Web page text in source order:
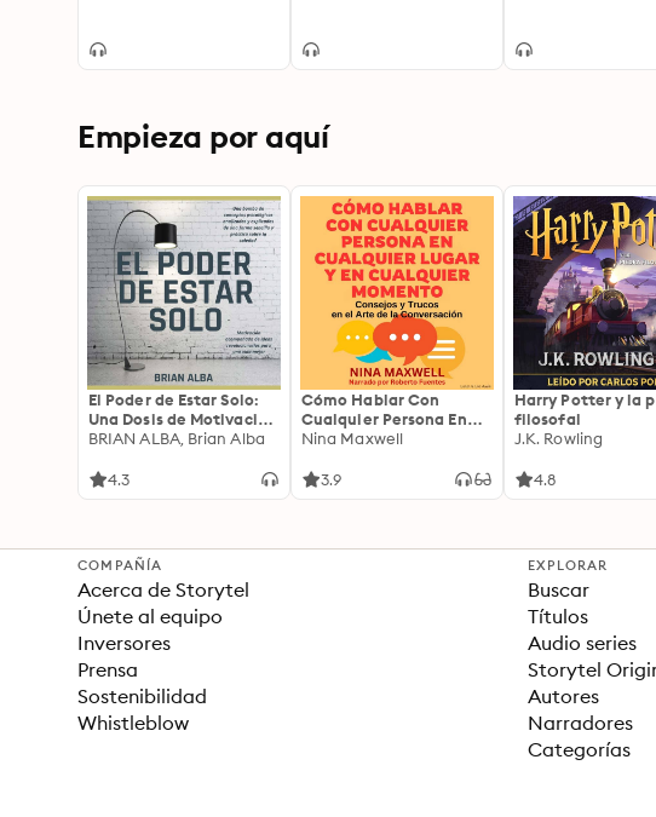
Empieza por aquí
El Poder de Estar Solo:
Una Dosis de Motivación
Acompañada de Ideas
una Vida Mejor
BRIAN ALBA, Brian Alba
4.3
Cómo Hablar Con
Cualquier Persona En
Cualquier Lugar Y En
Nina Maxwell
3.9
Harry Potter y la
filosofal
J.K. Rowling
4.8
COMPAÑÍA
Acerca de Storytel
Únete al equipo
Inversores
Prensa
Sostenibilidad
Whistleblow
EXPLORAR
Buscar
Títulos
Audio series
Storytel
Autores
Narradores
Categorías